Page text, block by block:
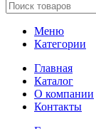
Меню
Категории
Главная
Каталог
О компании
Контакты